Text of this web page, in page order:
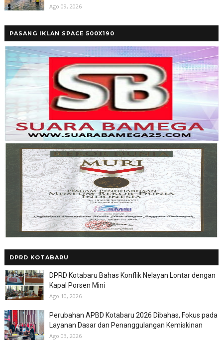
Ago 09, 2026
PASANG IKLAN SPACE 500X190
DPRD KOTABARU
DPRD Kotabaru Bahas Konflik Nelayan Lontar dengan
Kapal Porsen Mini
Ago 10, 2026
Perubahan APBD Kotabaru 2026 Dibahas, Fokus pada
Layanan Dasar dan Penanggulangan Kemiskinan
Ago 03, 2026